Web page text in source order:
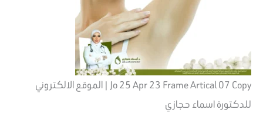
Jo 25 Apr 23 Frame Artical 07 Copy | الموقع الالكتروني
للدكتورة اسماء حجازي